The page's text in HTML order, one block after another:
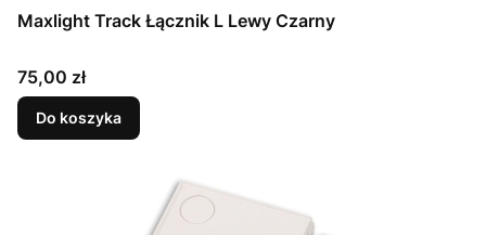
Maxlight Track Łącznik L Lewy Czarny
Cena
75,00 zł
Do koszyka